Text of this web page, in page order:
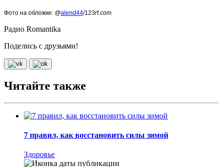
Фото на обложке: @alend44/123rf.com
Радио Romantika
Поделись с друзьями!
Читайте также
7 правил, как восстановить силы зимой
Здоровье